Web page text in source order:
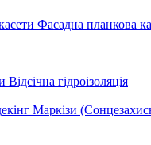
Фасадна планкова
Відсічна гідроізоляція
Маркізи